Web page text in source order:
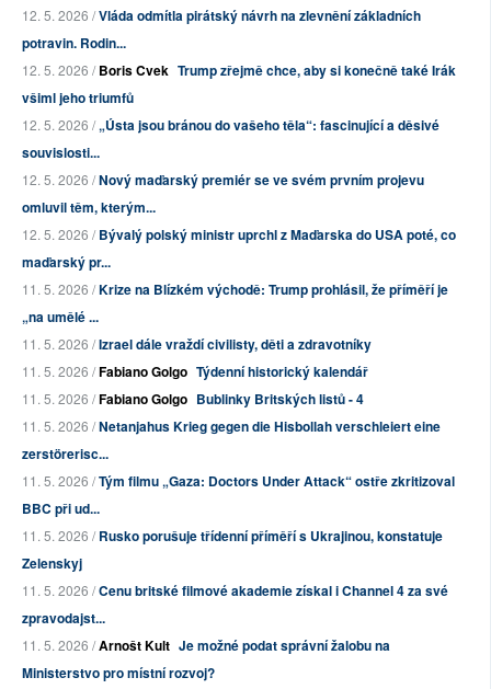
12. 5. 2026 /Vláda odmítla pirátský návrh na zlevnění základních
potravin. Rodin...
12. 5. 2026 /Boris Cvek Trump zřejmě chce, aby si konečně také Irák
všiml jeho triumfů
12. 5. 2026 /„Ústa jsou bránou do vašeho těla“: fascinující a děsivé
souvislosti...
12. 5. 2026 /Nový maďarský premiér se ve svém prvním projevu
omluvil těm, kterým...
12. 5. 2026 /Bývalý polský ministr uprchl z Maďarska do USA poté, co
maďarský pr...
11. 5. 2026 /Krize na Blízkém východě: Trump prohlásil, že příměří je
„na umělé ...
11. 5. 2026 /Izrael dále vraždí civilisty, děti a zdravotníky
11. 5. 2026 /Fabiano Golgo Týdenní historický kalendář
11. 5. 2026 /Fabiano Golgo Bublinky Britských listů - 4
11. 5. 2026 /Netanjahus Krieg gegen die Hisbollah verschleiert eine
zerstörerisc...
11. 5. 2026 /Tým filmu „Gaza: Doctors Under Attack“ ostře zkritizoval
BBC při ud...
11. 5. 2026 /Rusko porušuje třídenní příměří s Ukrajinou, konstatuje
Zelenskyj
11. 5. 2026 /Cenu britské filmové akademie získal i Channel 4 za své
zpravodajst...
11. 5. 2026 /Arnošt Kult Je možné podat správní žalobu na
Ministerstvo pro místní rozvoj?